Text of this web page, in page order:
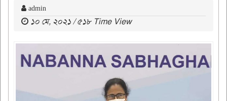
admin
১০ মে, ২০২১ / ৫১৮ Time View